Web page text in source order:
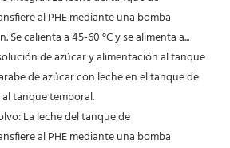
al PHE mediante una bomba
Se calienta a 45-60 °C y se alimenta a...
de azúcar con leche en el tanque de
tanque temporal.
al PHE mediante una bomba